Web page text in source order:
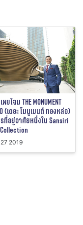
ยโฉม THE MONUMENT
(เดอะ โมนูเมนต์ ทองหล่อ)
ที่อยู่อาศัยหนึ่งใน Sansiri
2019